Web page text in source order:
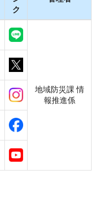
ク
地域防災課 情
報推進係